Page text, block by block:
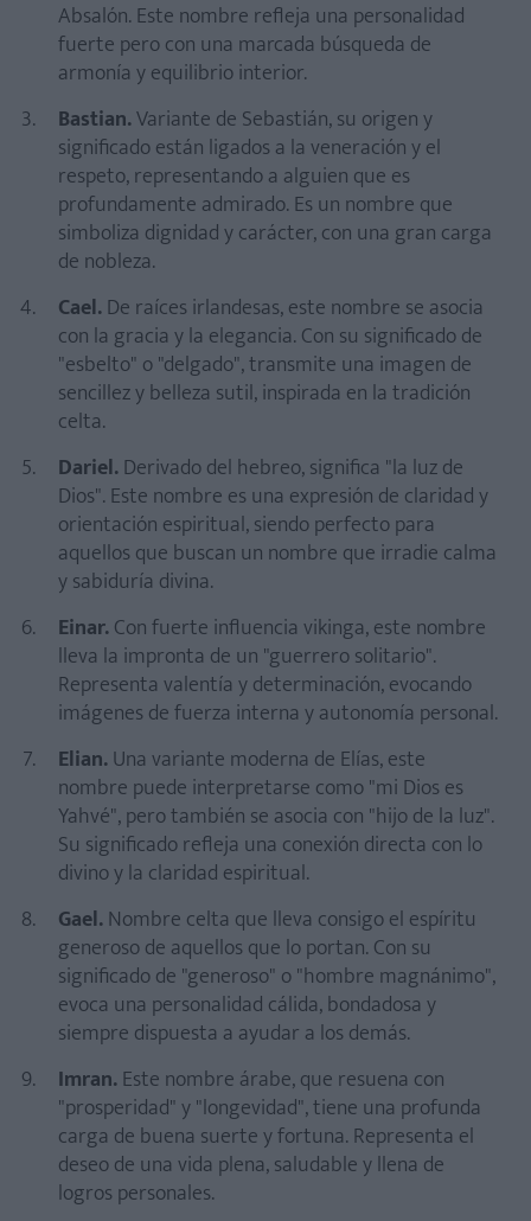
¿Cómo puedo elegir un nombre único que combine con
mi apellido?
¿Qué nombre es más bonito para un niño?
¿Es buena idea inspirarme en nombres de otras culturas?
¿Qué nombres son ideales para transmitir fuerza?
¿Qué nombre corto es original y significativo?
¿Qué nombres originales tienen un toque espiritual?
Absalón. Este nombre refleja una personalidad
fuerte pero con una marcada búsqueda de
armonía y equilibrio interior.
Bastian.Variante de Sebastián, su origen y
significado están ligados a la veneración y el
respeto, representando a alguien que es
profundamente admirado. Es un nombre que
simboliza dignidad y carácter, con una gran carga
de nobleza.
Cael.De raíces irlandesas, este nombre se asocia
con la gracia y la elegancia. Con su significado de
"esbelto" o "delgado", transmite una imagen de
sencillez y belleza sutil, inspirada en la tradición
celta.
Dariel.Derivado del hebreo, significa "la luz de
Dios". Este nombre es una expresión de claridad y
orientación espiritual, siendo perfecto para
aquellos que buscan un nombre que irradie calma
y sabiduría divina.
Einar.Con fuerte influencia vikinga, este nombre
lleva la impronta de un "guerrero solitario".
Representa valentía y determinación, evocando
imágenes de fuerza interna y autonomía personal.
Elian.Una variante moderna de Elías, este
nombre puede interpretarse como "mi Dios es
Yahvé", pero también se asocia con "hijo de la luz".
Su significado refleja una conexión directa con lo
divino y la claridad espiritual.
Gael.Nombre celta que lleva consigo el espíritu
generoso de aquellos que lo portan. Con su
significado de "generoso" o "hombre magnánimo",
evoca una personalidad cálida, bondadosa y
siempre dispuesta a ayudar a los demás.
Imran.Este nombre árabe, que resuena con
"prosperidad" y "longevidad", tiene una profunda
carga de buena suerte y fortuna. Representa el
deseo de una vida plena, saludable y llena de
logros personales.